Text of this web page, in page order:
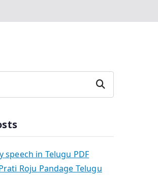
Search
speech in Telugu PDF
Roju Pandage Telugu